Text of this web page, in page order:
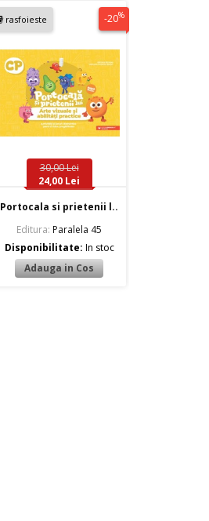
rasfoieste -20%
30,00 Lei
24,00 Lei
Portocala si prietenii l..
Editura: Paralela 45
Disponibilitate: In stoc